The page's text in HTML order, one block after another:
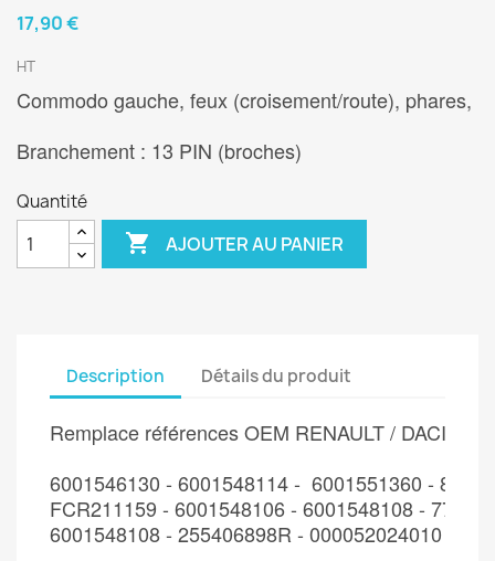
17,90 €
HT
Commodo gauche, feux (croisement/route), phares,
Branchement : 13 PIN (broches)
Quantité
 AJOUTER AU PANIER
Description Détails du produit
Remplace références OEM RENAULT / DACIA /
6001546130 - 6001548114 -  6001551360 -
FCR211159 - 6001548106 - 6001548108 -
6001548108 - 255406898R - 000052024010 -